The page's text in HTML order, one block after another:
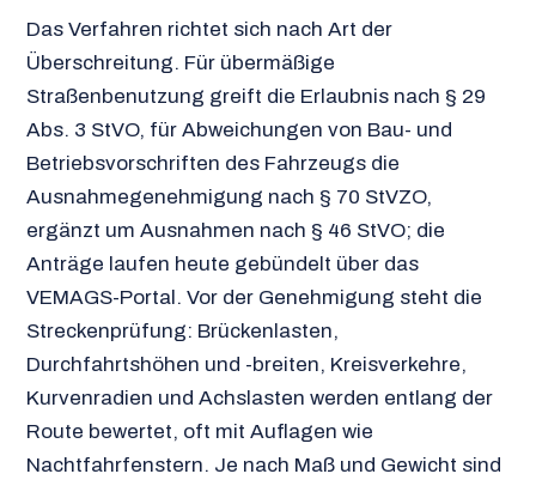
Das Verfahren richtet sich nach Art der
Überschreitung. Für übermäßige
Straßenbenutzung greift die Erlaubnis nach § 29
Abs. 3 StVO, für Abweichungen von Bau- und
Betriebsvorschriften des Fahrzeugs die
Ausnahmegenehmigung nach § 70 StVZO,
ergänzt um Ausnahmen nach § 46 StVO; die
Anträge laufen heute gebündelt über das
VEMAGS-Portal. Vor der Genehmigung steht die
Streckenprüfung: Brückenlasten,
Durchfahrtshöhen und -breiten, Kreisverkehre,
Kurvenradien und Achslasten werden entlang der
Route bewertet, oft mit Auflagen wie
Nachtfahrfenstern. Je nach Maß und Gewicht sind